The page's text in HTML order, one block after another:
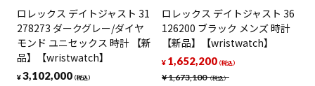
ロレックス デイトジャスト 31
278273 ダークグレー/ダイヤ
モンド ユニセックス 時計 【新
品】【wristwatch】
¥3,102,000（税込）
ロレックス デイトジャスト 36
126200 ブラック メンズ 時計
【新品】【wristwatch】
¥1,673,100（税込）
¥ 1,652,200（税込）